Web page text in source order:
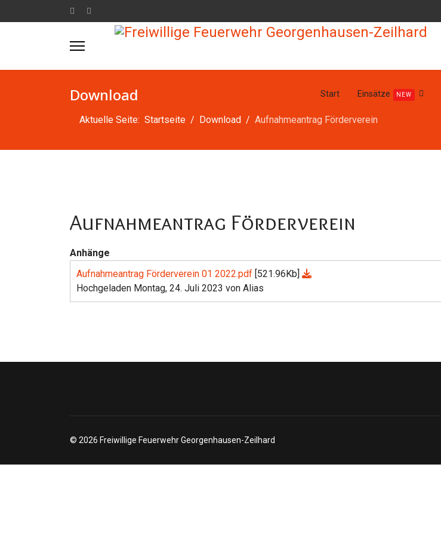
Start Einsätze NEW
Download
Aktuelle Seite: Startseite Download Aufnahmeantrag Förderverein
Aufnahmeantrag Förderverein
Anhänge
Aufnahmeantrag Förderverein 01 2022.pdf [521.96Kb]
Hochgeladen Montag, 24. Juli 2023 von Alias
© 2026 Freiwillige Feuerwehr Georgenhausen-Zeilhard